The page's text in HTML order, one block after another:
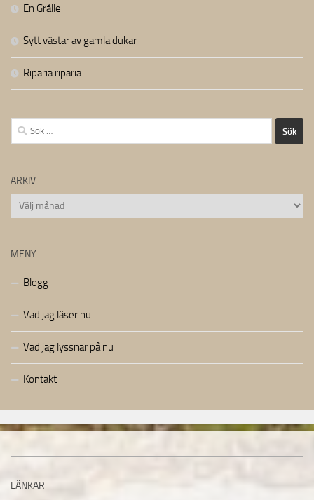
En Grålle
Sytt västar av gamla dukar
Riparia riparia
Sök
efter:
ARKIV
Arkiv
MENY
Blogg
Vad jag läser nu
Vad jag lyssnar på nu
Kontakt
LÄNKAR